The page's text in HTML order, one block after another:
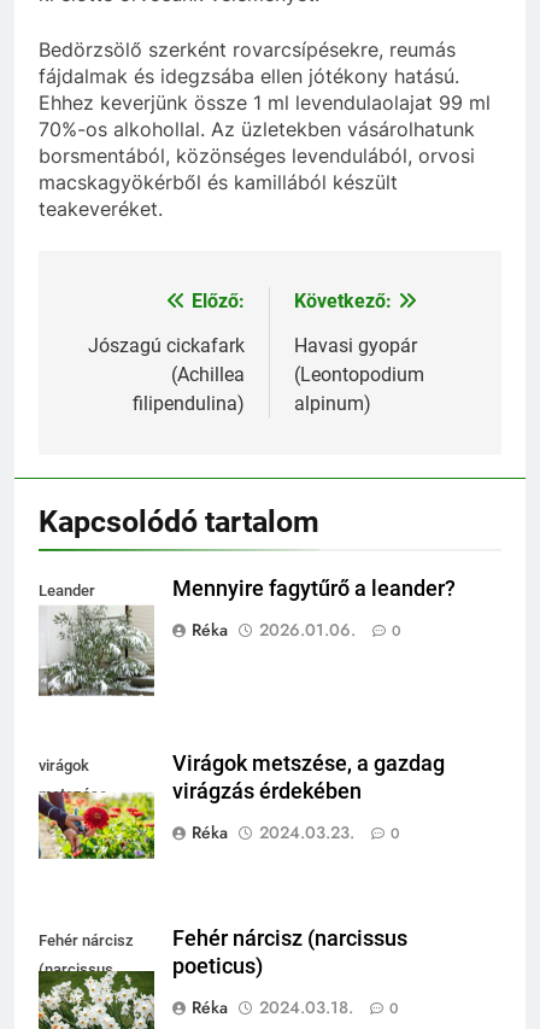
Bedörzsölő szerként rovarcsípésekre, reumás
fájdalmak és idegzsába ellen jótékony hatású.
Ehhez keverjünk össze 1 ml levendulaolajat 99 ml
70%-os alkohollal. Az üzletekben vásárolhatunk
borsmentából, közönséges levendulából, orvosi
macskagyökérből és kamillából készült
teakeveréket.
Bejegyzés
navigáció
Előző:
Jószagú cickafark
(Achillea
filipendulina)
Következő:
Havasi gyopár
(Leontopodium
alpinum)
Kapcsolódó tartalom
Leander
fagytűrése
Mennyire fagytűrő a leander?
Réka
2026.01.06. 0
virágok
metszése
Virágok metszése, a gazdag
virágzás érdekében
Réka
2024.03.23. 0
Fehér nárcisz
(narcissus
poeticus)
Fehér nárcisz (narcissus
poeticus)
Réka
2024.03.18. 0